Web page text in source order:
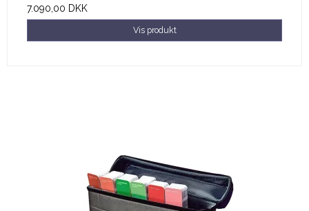
7.090,00 DKK
Vis produkt